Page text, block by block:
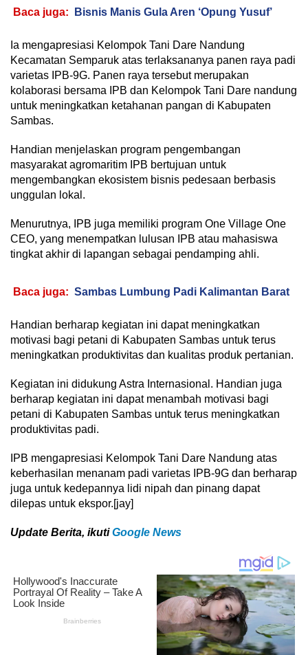
Baca juga: Bisnis Manis Gula Aren ‘Opung Yusuf’
Ia mengapresiasi Kelompok Tani Dare Nandung
Kecamatan Semparuk atas terlaksananya panen raya padi
varietas IPB-9G. Panen raya tersebut merupakan
kolaborasi bersama IPB dan Kelompok Tani Dare nandung
untuk meningkatkan ketahanan pangan di Kabupaten
Sambas.
Handian menjelaskan program pengembangan
masyarakat agromaritim IPB bertujuan untuk
mengembangkan ekosistem bisnis pedesaan berbasis
unggulan lokal.
Menurutnya, IPB juga memiliki program One Village One
CEO, yang menempatkan lulusan IPB atau mahasiswa
tingkat akhir di lapangan sebagai pendamping ahli.
Baca juga: Sambas Lumbung Padi Kalimantan Barat
Handian berharap kegiatan ini dapat meningkatkan
motivasi bagi petani di Kabupaten Sambas untuk terus
meningkatkan produktivitas dan kualitas produk pertanian.
Kegiatan ini didukung Astra Internasional. Handian juga
berharap kegiatan ini dapat menambah motivasi bagi
petani di Kabupaten Sambas untuk terus meningkatkan
produktivitas padi.
IPB mengapresiasi Kelompok Tani Dare Nandung atas
keberhasilan menanam padi varietas IPB-9G dan berharap
juga untuk kedepannya lidi nipah dan pinang dapat
dilepas untuk ekspor.[jay]
Update Berita, ikutiGoogle News